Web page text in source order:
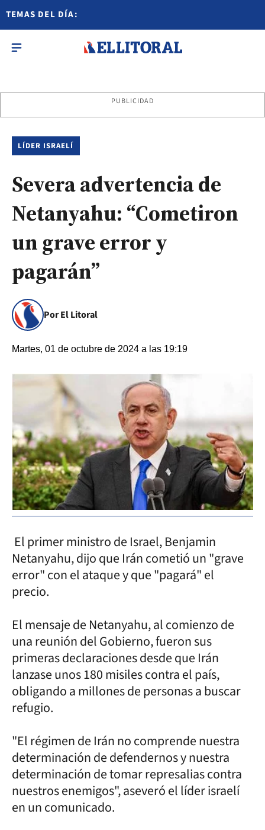
TEMAS DEL DÍA:
PUBLICIDAD
LÍDER ISRAELÍ
Severa advertencia de
Netanyahu: “Cometiron
un grave error y
pagarán”
Por El Litoral
Martes, 01 de octubre de 2024 a las 19:19
El primer ministro de Israel, Benjamin
Netanyahu, dijo que Irán cometió un "grave
error" con el ataque y que "pagará" el
precio.
El mensaje de Netanyahu, al comienzo de
una reunión del Gobierno, fueron sus
primeras declaraciones desde que Irán
lanzase unos 180 misiles contra el país,
obligando a millones de personas a buscar
refugio.
"El régimen de Irán no comprende nuestra
determinación de defendernos y nuestra
determinación de tomar represalias contra
nuestros enemigos", aseveró el líder israelí
en un comunicado.